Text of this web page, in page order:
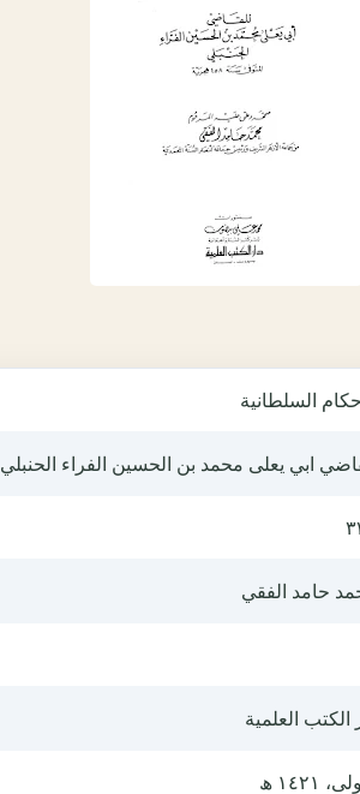
السلطانية
ابي يعلى محمد بن الحسين الفراء الحنبلي
حامد الفقي
الكتب العلمية
١٤٢١ ھ